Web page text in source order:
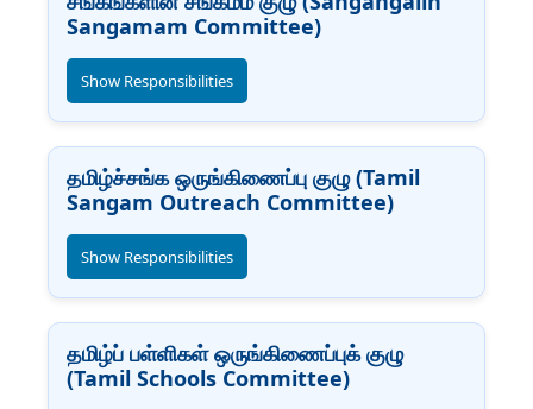
Sangamam Committee)
Show Responsibilities
தமிழ்ச்சங்க ஒருங்கிணைப்பு குழு (Tamil
Sangam Outreach Committee)
Show Responsibilities
தமிழ்ப் பள்ளிகள் ஒருங்கிணைப்புக் குழு
(Tamil Schools Committee)